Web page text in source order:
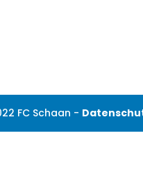
FC Schaan -